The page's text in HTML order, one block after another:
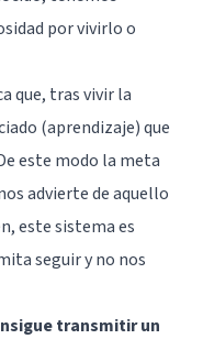
por vivirlo o
que, tras vivir la
(aprendizaje) que
este modo la meta
advierte de aquello
este sistema es
seguir y no nos
transmitir un